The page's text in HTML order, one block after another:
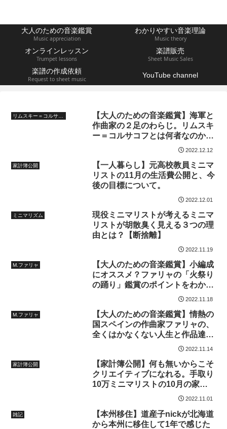
大人のための音楽鑑賞
Music appreciation
わかりやすい音楽理論
Music theory
オンラインレッスン
Trumpet lessons
楽譜販売
Sheet Music Sales
楽譜の作成依頼
Request to sheet music YouTube channel
リムスキー＝コルサコフ
【大人のための音楽鑑賞】海軍と
作曲家の２足のわらじ。リムスキ
ー＝コルサコフとは何者なのか？
わかりやすく解説します。2022.12.12
家計簿公開
【一人暮らし】元高校教員ミニマ
リストの11月の生活費公開と、今
後の目標について。
2022.12.01
ミニマリズム
現役ミニマリストが考えるミニマ
リストが胡散臭く見える３つの理
由とは？【断捨離】
2022.11.19
M.ファリャ
【大人のための音楽鑑賞】小編成
にオススメ？ファリャの「火祭り
の踊り」鑑賞のポイントをわかり
2022.11.18
M.ファリャ
【大人のための音楽鑑賞】情熱の
国スペインの作曲家ファリャの、
全くはかなくない人生と作品達を
2022.11.14
家計簿公開
【家計簿公開】何も無いからこそ
クリエイティブになれる。手取り
10万ミニマリストの10月の家計
2022.11.01
雑記
【本州移住】道産子nickが北海道
から本州に移住して1年で感じた